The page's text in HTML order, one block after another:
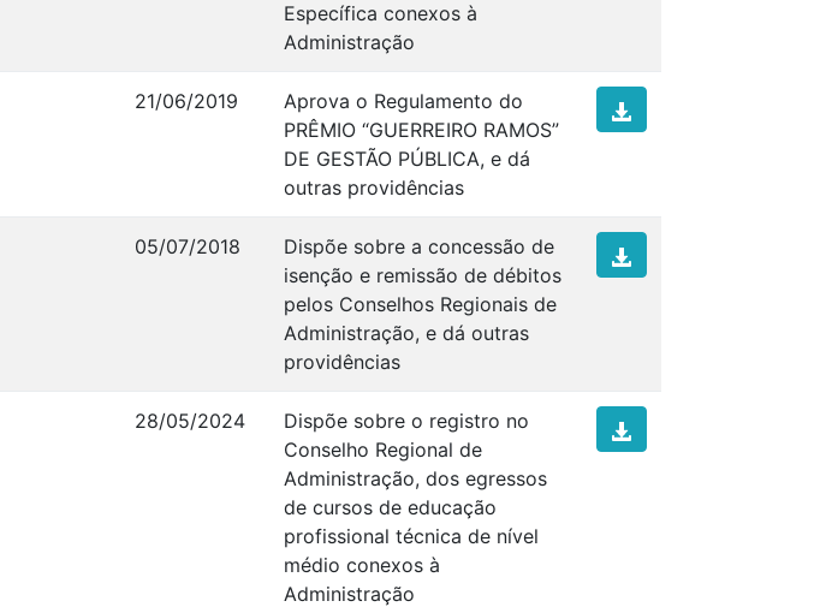
Específica conexos à
Administração
21/06/2019
Aprova o Regulamento do
PRÊMIO “GUERREIRO RAMOS”
DE GESTÃO PÚBLICA, e dá
outras providências
05/07/2018
Dispõe sobre a concessão de
isenção e remissão de débitos
pelos Conselhos Regionais de
Administração, e dá outras
providências
28/05/2024
Dispõe sobre o registro no
Conselho Regional de
Administração, dos egressos
de cursos de educação
profissional técnica de nível
médio conexos à
Administração